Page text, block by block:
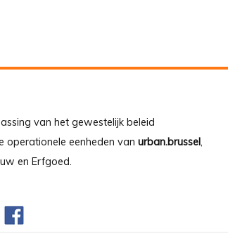
van het gewestelijk beleid
operationele eenheden van urban.brussel,
en Erfgoed.